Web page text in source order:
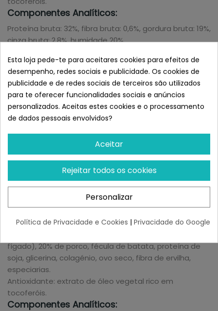
Componentes Analíticos:
Proteína bruta: 32%, fibra bruta: 0,6%, gordura bruta: 19%,
cinza bruta: 2,8%, humidade 20%.
PATO:
Composição:
Frango 53% (carne 48%, fígado 5%), porco 15%, pato
20%, fécula de batata, proteína de soja, glicerina,
colagénio, ovo seco, fibra de ervilha, especiarias.
Componentes Analíticos:
Proteína bruta: 34%, fibra bruta: 1,3%, gordura bruta: 21%,
cinza bruta: 3,4%, humidade 20%.
Energia Metabolizável por kg: 4064 Kcal - 17002 kJ
Composição:
fígado), 20% de porco, fécula de batata, proteína de
soja, glicerina, colagénio, ovo seco, fibra de ervilha,
especiarias.
Antioxidante: extrato de óleo vegetal rico em
tocoferóis.
Componentes Analíticos:
Esta loja pede-te para aceitares cookies para efeitos de
desempenho, redes sociais e publicidade. Os cookies de
publicidade e de redes sociais de terceiros são utilizados
para te oferecer funcionalidades sociais e anúncios
personalizados. Aceitas estes cookies e o processamento
de dados pessoais envolvidos?
Aceitar
Rejeitar todos os cookies
Personalizar
Política de Privacidade e Cookies | Privacidade do Google